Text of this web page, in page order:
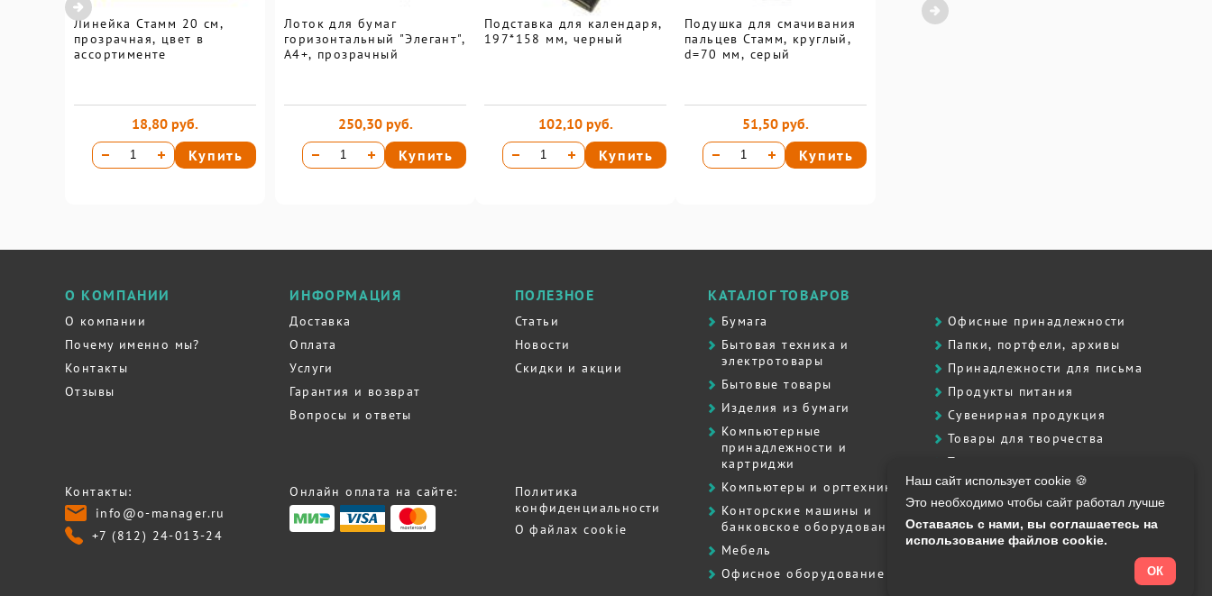
Линейка Стамм 20 см,
прозрачная, цвет в
ассортименте
18,80 руб.
Купить
Лоток для бумаг
горизонтальный "Элегант",
А4+, прозрачный
250,30 руб.
Купить
Подставка для календаря,
197*158 мм, черный
102,10 руб.
Купить
Подушка для смачивания
пальцев Стамм, круглый,
d=70 мм, серый
51,50 руб.
Купить
О КОМПАНИИ
О компании
Почему именно мы?
Контакты
Отзывы
ИНФОРМАЦИЯ
Доставка
Оплата
Услуги
Гарантия и возврат
Вопросы и ответы
ПОЛЕЗНОЕ
Статьи
Новости
Скидки и акции
Контакты:
info@o-manager.ru
+7 (812) 24-013-24
Онлайн оплата на сайте:
Политика
конфиденциальности
О файлах cookie
КАТАЛОГ ТОВАРОВ
Бумага
Бытовая техника и
электротовары
Бытовые товары
Изделия из бумаги
Компьютерные
принадлежности и
картриджи
Компьютеры и оргтехника
Контоpские машины и
банковское оборудование
Мебель
Офисное оборудование
Офисные принадлежности
Папки, портфели, архивы
Принадлежности для письма
Продукты питания
Сувенирная продукция
Товары для творчества
Товары для школы
Хозяйственные товары
Штемпельная продукция
Полиграфия, печати, штампы
Наш сайт использует cookie 🍪
Это необходимо чтобы сайт работал лучше
Оставаясь с нами, вы соглашаетесь на
использование файлов cookie.
ОК